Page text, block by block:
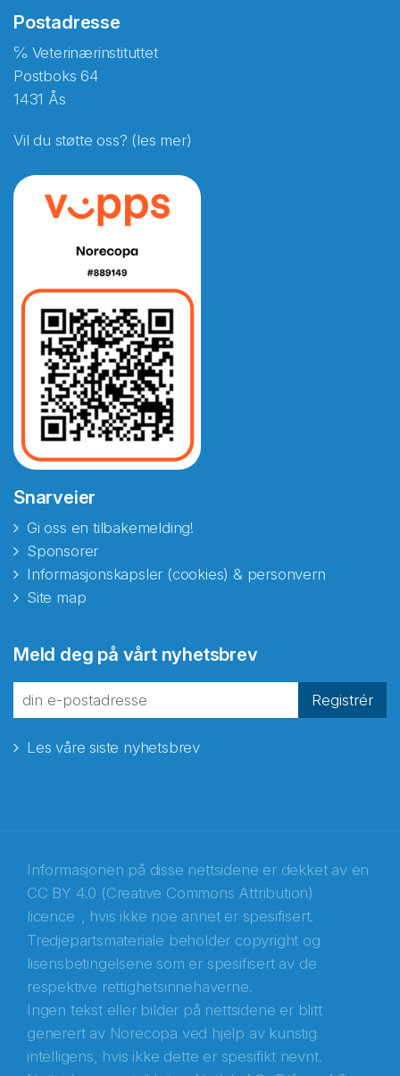
Postadresse
℅ Veterinærinstituttet
Postboks 64
1431 Ås
Vil du støtte oss? (les mer)
Snarveier
Gi oss en tilbakemelding!
Sponsorer
Informasjonskapsler (cookies) & personvern
Site map
Meld deg på vårt nyhetsbrev
Registrér
Les våre siste nyhetsbrev
Informasjonen på disse nettsidene er dekket av en
CC BY 4.0 (Creative Commons Attribution)
licence , hvis ikke noe annet er spesifisert.
Tredjepartsmateriale beholder copyright og
lisensbetingelsene som er spesifisert av de
respektive rettighetsinnehaverne.
Ingen tekst eller bilder på nettsidene er blitt
generert av Norecopa ved hjelp av kunstig
intelligens, hvis ikke dette er spesifikt nevnt.
fra Norecopa